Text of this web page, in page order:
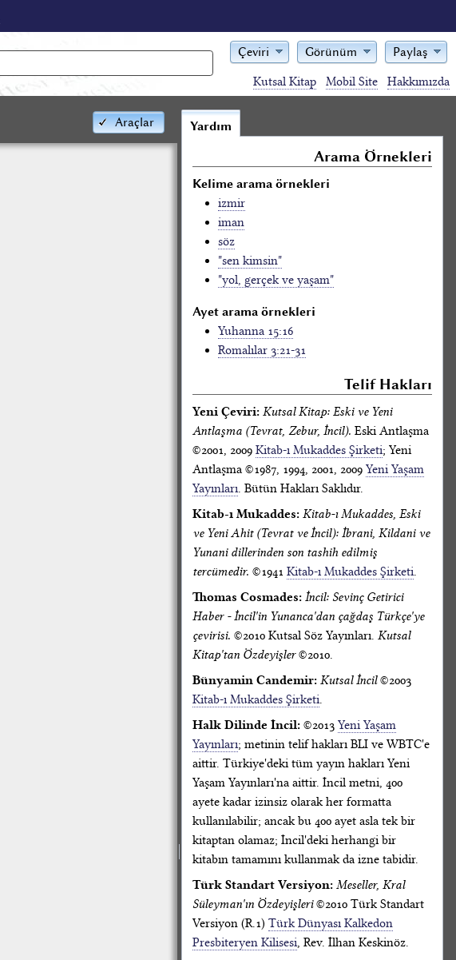
Çeviri Görünüm Paylaş
Kutsal Kitap Mobil Site Hakkımızda
Araçlar Yardım
Arama Örnekleri
Kelime arama örnekleri
izmir
iman
söz
"sen kimsin"
"yol, gerçek ve yaşam"
Ayet arama örnekleri
Yuhanna 15:16
Romalılar 3:21-31
Telif Hakları
Yeni Çeviri: Kutsal Kitap: Eski ve Yeni
Antlaşma (Tevrat, Zebur, İncil). Eski Antlaşma
©2001, 2009 Kitab-ı Mukaddes Şirketi; Yeni
Antlaşma ©1987, 1994, 2001, 2009 Yeni Yaşam
Yayınları. Bütün Hakları Saklıdır.
Kitab-ı Mukaddes: Kitab-ı Mukaddes, Eski
ve Yeni Ahit (Tevrat ve İncil): İbrani, Kildani ve
Yunani dillerinden son tashih edilmiş
tercümedir. ©1941 Kitab-ı Mukaddes Şirketi.
Thomas Cosmades: İncil: Sevinç Getirici
Haber - İncil'in Yunanca'dan çağdaş Türkçe'ye
çevirisi. ©2010 Kutsal Söz Yayınları. Kutsal
Kitap'tan Özdeyişler©2010.
Bünyamin Candemir: Kutsal İncil©2003
Kitab-ı Mukaddes Şirketi.
Halk Dilinde İncil: ©2013 Yeni Yaşam
Yayınları; metinin telif hakları BLI ve WBTC'e
aittir. Türkiye'deki tüm yayın hakları Yeni
Yaşam Yayınları'na aittir. İncil metni, 400
ayete kadar izinsiz olarak her formatta
kullanılabilir; ancak bu 400 ayet asla tek bir
kitaptan olamaz; İncil'deki herhangi bir
kitabın tamamını kullanmak da izne tabidir.
Türk Standart Versiyon: Meseller, Kral
Süleyman'ın Özdeyişleri©2010 Türk Standart
Versiyon (R.1) Türk Dünyası Kalkedon
Presbiteryen Kilisesi, Rev. İlhan Keskinöz.